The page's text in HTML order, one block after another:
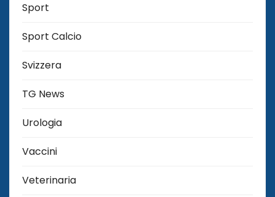
Sport
Sport Calcio
Svizzera
TG News
Urologia
Vaccini
Veterinaria